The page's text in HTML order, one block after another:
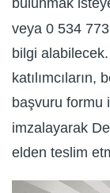
bulunmak
veya 0 534
bilgi
başvuru formu
imzalayarak
elden teslim